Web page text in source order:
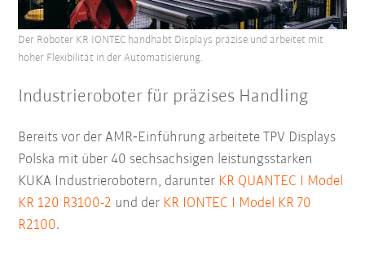
Industrieroboter für präzises Handling
Bereits vor der AMR‑Einführung arbeitete TPV Displays
Polska mit über 40 sechsachsigen leistungsstarken
KUKA Industrierobotern, darunter KR QUANTEC I Model
KR 120 R3100-2 und der KR IONTEC I Model KR 70
R2100.
Der Roboter KR IONTEC handhabt Displays präzise und arbeitet mit
hoher Flexibilität in der Automatisierung.